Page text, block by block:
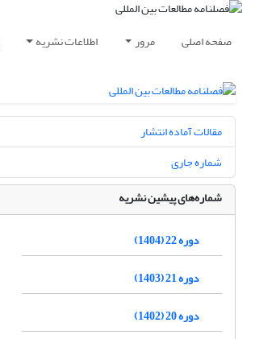
صفحه اصلی مرور اطلاعات نشریه
مقالات آماده انتشار
شماره جاری
شماره‌های پیشین نشریه
دوره 22 (1404)
دوره 21 (1403)
دوره 20 (1402)